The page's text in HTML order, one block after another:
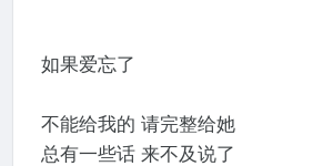
如果爱忘了
不能给我的 请完整给她
总有一些话 来不及说了